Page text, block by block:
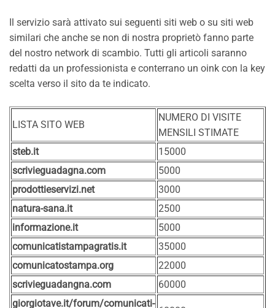
Il servizio sarà attivato sui seguenti siti web o su siti web
similari che anche se non di nostra proprietò fanno parte
del nostro network di scambio. Tutti gli articoli saranno
redatti da un professionista e conterrano un oink con la key
scelta verso il sito da te indicato.
LISTA SITO WEB
NUMERO DI VISITE
MENSILI STIMATE
steb.it
15000
scrivieguadagna.com
5000
prodottieservizi.net
3000
natura-sana.it
2500
informazione.it
5000
comunicatistampagratis.it
35000
comunicatostampa.org
22000
scrivieguadangna.com
60000
giorgiotave.it/forum/comunicati-